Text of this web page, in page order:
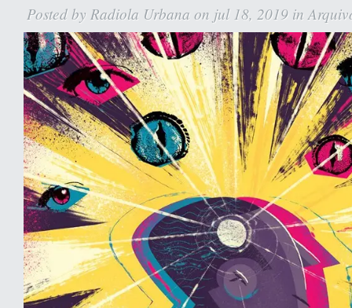
Posted by Radiola Urbana on jul 18, 2019 in